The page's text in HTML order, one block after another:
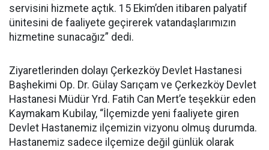
servisini hizmete açtık. 15 Ekim’den itibaren palyatif
ünitesini de faaliyete geçirerek vatandaşlarımızın
hizmetine sunacağız” dedi.
Ziyaretlerinden dolayı Çerkezköy Devlet Hastanesi
Başhekimi Op. Dr. Gülay Sarıçam ve Çerkezköy Devlet
Hastanesi Müdür Yrd. Fatih Can Mert’e teşekkür eden
Kaymakam Kubilay, “İlçemizde yeni faaliyete giren
Devlet Hastanemiz ilçemizin vizyonu olmuş durumda.
Hastanemiz sadece ilçemize değil günlük olarak